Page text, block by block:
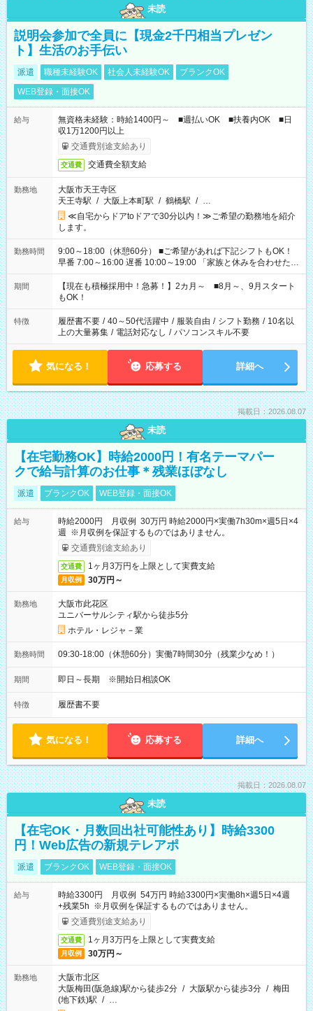
未読
説明会参加で全員に【現金2千円相当プレゼン
ト】生活のお手伝い
派遣 職種未経験OK 社会人未経験OK
ブランクOK
WEB登録・面接OK
給与
無資格未経験：時給1400円～ ■週払いOK ■扶養内OK ■日
収1万1200円以上
交通費別途支給あり
交通費 交通費全額支給
勤務地
大阪市天王寺区
天王寺駅 / 大阪上本町駅 / 鶴橋駅 / …
≪自宅からドアtoドアで30分以内！≫ご希望の勤務地を紹介
します。
勤務時間
9:00～18:00（休憩60分） ■ご希望があれば下記シフトもOK！
早番 7:00～16:00 遅番 10:00～19:00 「家族と休みを合わせた
い」 「余裕を持って夕飯の準備がしたい」 「できれば残業はし
たくない」 など、ご希望を教えてくださいね。 ※Wワーク希望
の方へ 今ご覧のお仕事で希望する勤務時間と、もう1つのお仕事
の勤務時間。 合計で週40時間を超える場合は応募できません。
期間
【現在も積極採用中！急募！】2カ月～ ■8月～、9月スタート
もOK！
特徴 履歴書不要 / 40～50代活躍中 / 服装自由 / シフト勤務 / 10名以
上の大量募集 / 電話対応なし / パソコンスキル不要
気になる！ 応募する 詳細へ
掲載日：2026.08.07
未読
【在宅勤務OK】時給2000円！有名テーマパー
クで給与計算のお仕事＊残業ほぼなし
派遣 ブランクOK WEB登録・面接OK
給与
時給2000円 月収例 30万円 時給2000円×実働7h30m×週5日×4
週 ※月収例を保証するものではありません。
交通費別途支給あり
交通費 1ヶ月3万円を上限として実費支給
月収例 30万円～
勤務地
大阪市此花区
ユニバーサルシティ駅から徒歩5分
ホテル・レジャ－業
勤務時間 09:30-18:00（休憩60分）実働7時間30分（残業少なめ！）
期間 即日～長期 ※開始日相談OK
特徴 履歴書不要
気になる！ 応募する 詳細へ
掲載日：2026.08.07
未読
【在宅OK・月数回出社可能性あり】時給3300
円！Web広告の新規テレアポ
派遣 ブランクOK WEB登録・面接OK
給与
時給3300円 月収例 54万円 時給3300円×実働8h×週5日×4週
+残業5h ※月収例を保証するものではありません。
交通費別途支給あり
交通費 1ヶ月3万円を上限として実費支給
月収例 30万円～
勤務地
大阪市北区
大阪梅田(阪急線)駅から徒歩2分 / 大阪駅から徒歩3分 / 梅田
(地下鉄)駅 / …